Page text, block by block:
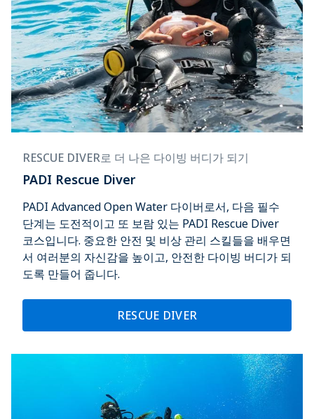
RESCUE DIVER로 더 나은 다이빙 버디가 되기
PADI Rescue Diver
PADI Advanced Open Water 다이버로서, 다음 필수
단계는 도전적이고 또 보람 있는 PADI Rescue Diver
코스입니다. 중요한 안전 및 비상 관리 스킬들을 배우면
서 여러분의 자신감을 높이고, 안전한 다이빙 버디가 되
도록 만들어 줍니다.
RESCUE DIVER